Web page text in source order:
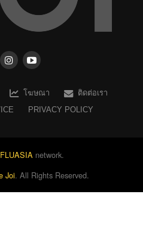
โฆษณา
ติดต่อเรา
PRIVACY POLICY
network.
Joi. All Rights Reserved.